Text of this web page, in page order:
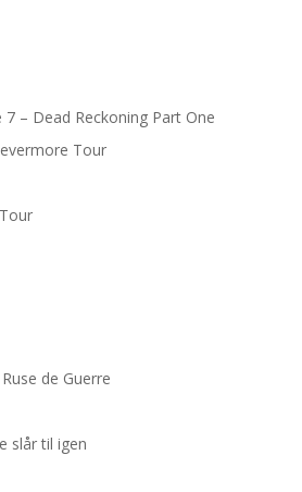
– Dead Reckoning Part One
Tour
de Guerre
slår til igen